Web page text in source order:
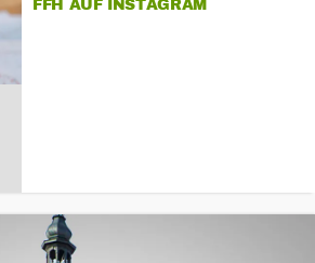
FFH AUF INSTAGRAM